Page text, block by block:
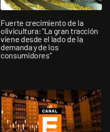
Fuerte crecimiento de la
olivicultura: "La gran tracción
viene desde el lado de la
demanda y de los
consumidores”